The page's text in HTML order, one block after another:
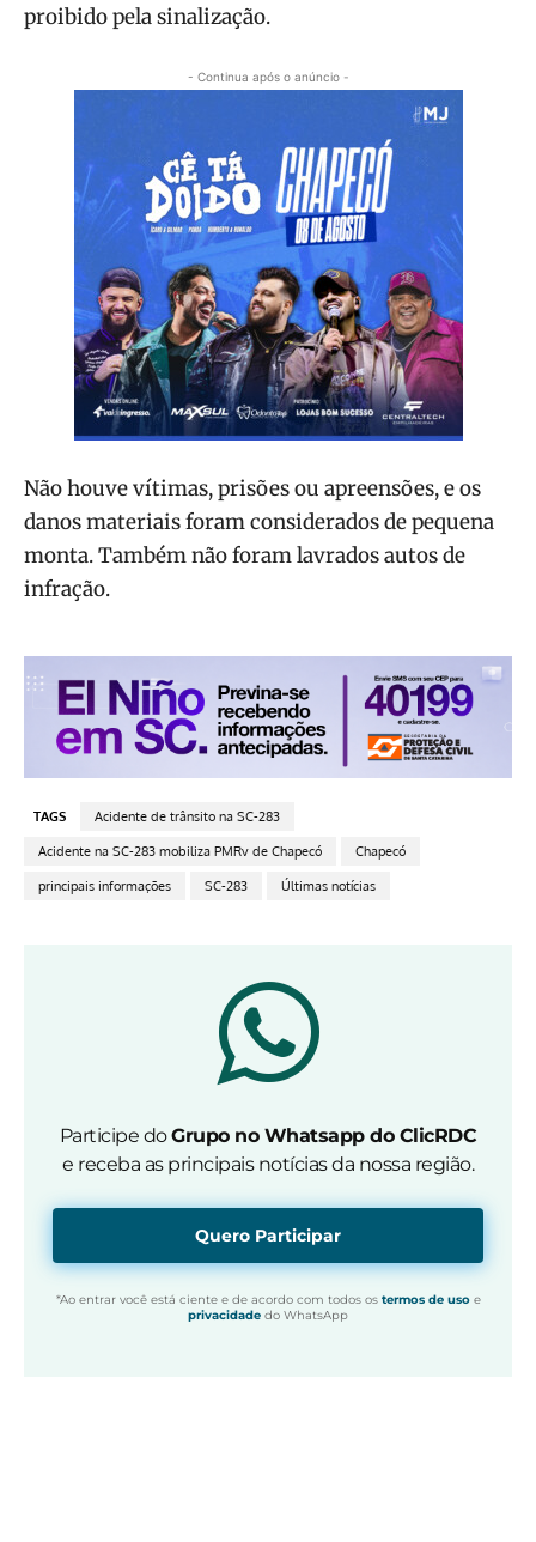
proibido pela sinalização.
- Continua após o anúncio -
Não houve vítimas, prisões ou apreensões, e os
danos materiais foram considerados de pequena
monta. Também não foram lavrados autos de
infração.
TAGS Acidente de trânsito na SC-283
Acidente na SC-283 mobiliza PMRv de Chapecó Chapecó
principais informações SC-283 Últimas notícias
Participe doGrupo no Whatsapp do ClicRDC
e receba as principais notícias da nossa região.
Quero Participar
*Ao entrar você está ciente e de acordo com todos os termos de usoe
privacidade do WhatsApp